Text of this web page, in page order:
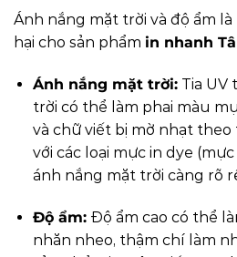
Ánh nắng mặt trời và độ ẩm
hại cho sản phẩm in nhanh
Ánh nắng mặt trời:Tia UV
trời có thể làm phai màu
và chữ viết bị mờ nhạt theo
với các loại mực in dye
ánh nắng mặt trời càng rõ
Độ ẩm:Độ ẩm cao có thể
nhăn nheo, thậm chí làm